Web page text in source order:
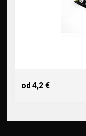
od 4,2 €